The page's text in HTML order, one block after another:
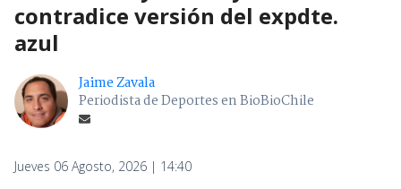
contradice versión del expdte.
azul
Jaime Zavala
Periodista de Deportes en BioBioChile
Jueves 06 Agosto, 2026 | 14:40